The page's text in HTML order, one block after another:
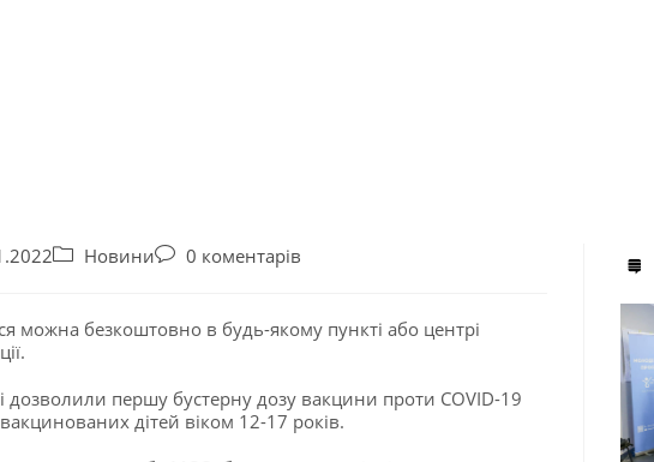
Новини 0 коментарів
можна безкоштовно в будь-якому пункті або центрі
дозволили першу бустерну дозу вакцини проти COVID-19
вакцинованих дітей віком 12-17 років.